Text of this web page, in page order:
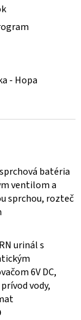
- Hopa
batéria
ventilom a
sprchou, rozteč
urinál s
6V DC,
vody,